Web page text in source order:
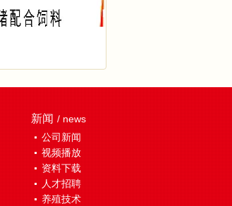
新闻 / news
公司新闻
视频播放
资料下载
人才招聘
养殖技术